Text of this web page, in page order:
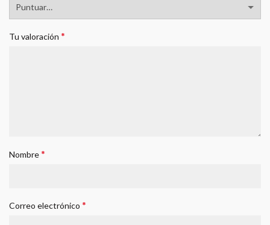
Tu valoración *
Nombre*
Correo electrónico *